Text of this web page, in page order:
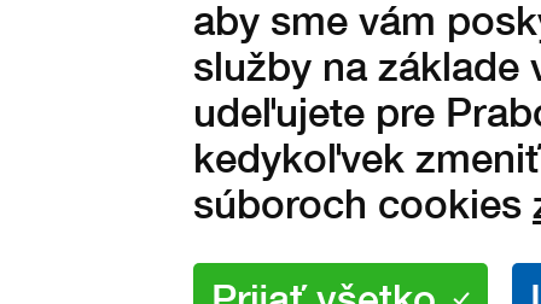
aby sme vám
služby na základe
udeľujete pre
kedykoľvek
súboroch cookies
132 Kč bez DPH